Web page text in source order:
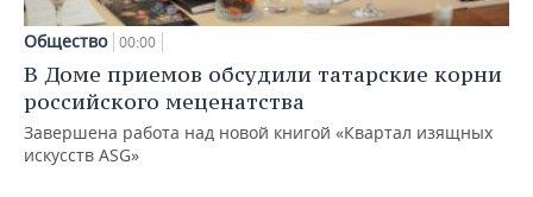
Общество 00:00
В Доме приемов обсудили татарские корни
российского меценатства
Завершена работа над новой книгой «Квартал изящных
искусств ASG»